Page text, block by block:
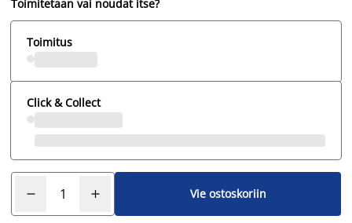
Toimitetaan vai noudat itse?
Toimitus
Click & Collect
Vie ostoskoriin